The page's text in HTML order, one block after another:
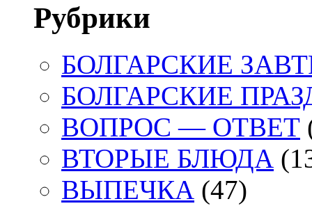
Рубрики
БОЛГАРСКИЕ
БОЛГАРСКИЕ
ВОПРОС — ОТВЕТ
ВТОРЫЕ БЛЮДА
ВЫПЕЧКА (47)